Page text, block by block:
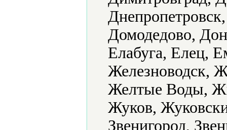
Домодедово,
Елабуга, Елец,
Железноводск,
Желтые Воды,
Жуков,
Звенигород,